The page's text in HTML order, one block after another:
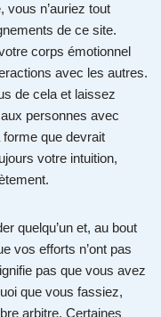
vous n’auriez tout
de ce site.
corps émotionnel
avec les autres.
de cela et laissez
personnes avec
que devrait
votre intuition,
quelqu’un et, au bout
vos efforts n’ont pas
pas que vous avez
que vous fassiez,
arbitre. Certaines